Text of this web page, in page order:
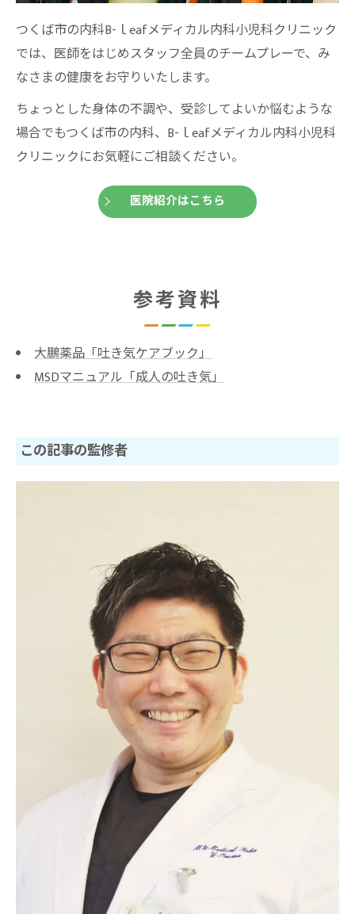
つくば市の内科B-ｌeafメディカル内科小児科クリニック
では、医師をはじめスタッフ全員のチームプレーで、み
なさまの健康をお守りいたします。
ちょっとした身体の不調や、受診してよいか悩むような
場合でもつくば市の内科、B-ｌeafメディカル内科小児科
クリニックにお気軽にご相談ください。
医院紹介はこちら
参考資料
大鵬薬品「吐き気ケアブック」
MSDマニュアル「成人の吐き気」
この記事の監修者